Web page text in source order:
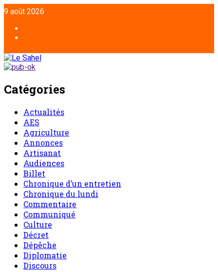
Aller
au
contenu
9 août 2026
Catégories
Actualités
AES
Agriculture
Annonces
Artisanat
Audiences
Billet
Chronique d’un entretien
Chronique du lundi
Commentaire
Communiqué
Culture
Décret
Dépêche
Diplomatie
Discours